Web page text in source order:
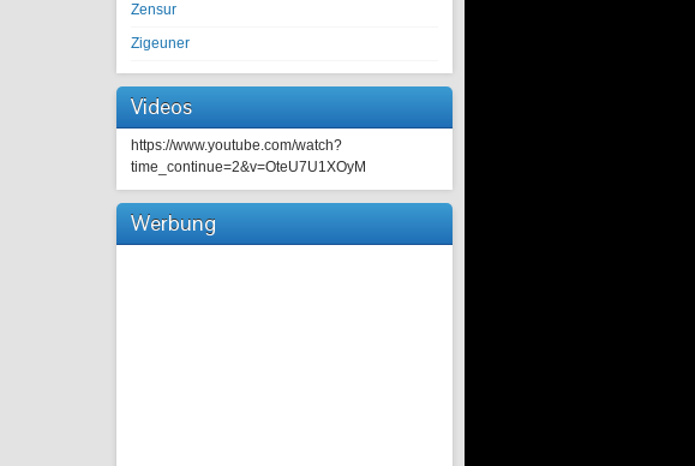
Zensur
Zigeuner
Videos
https://www.youtube.com/watch?
time_continue=2&v=OteU7U1XOyM
Werbung